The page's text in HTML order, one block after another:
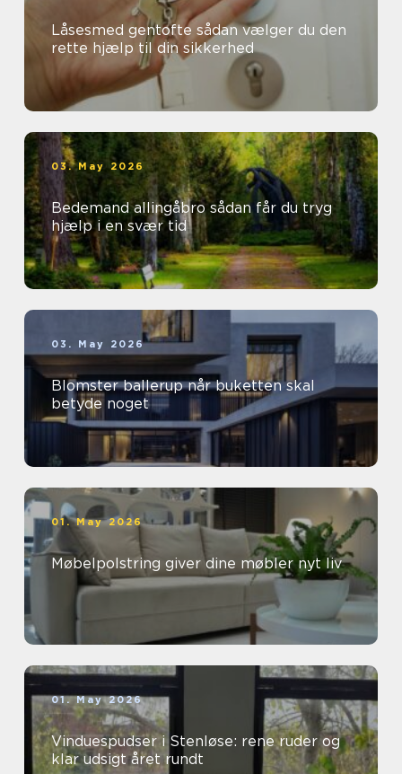
Låsesmed gentofte sådan vælger du den
rette hjælp til din sikkerhed
03. May 2026
Bedemand allingåbro sådan får du tryg
hjælp i en svær tid
03. May 2026
Blomster ballerup når buketten skal
betyde noget
01. May 2026
Møbelpolstring giver dine møbler nyt liv
01. May 2026
Vinduespudser i Stenløse: rene ruder og
klar udsigt året rundt